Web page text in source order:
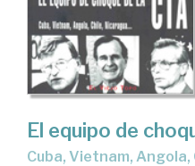
El equipo de
Cuba, Vietnam,